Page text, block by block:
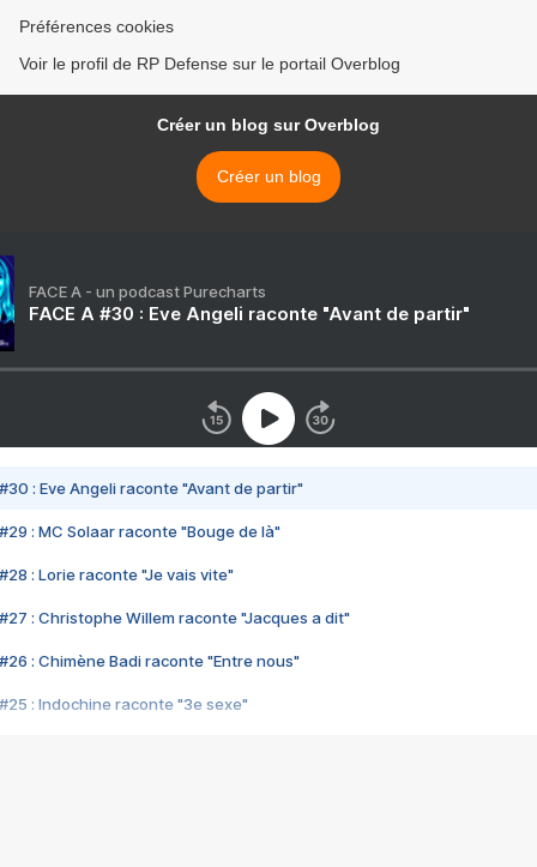
Préférences cookies
Voir le profil de RP Defense sur le portail Overblog
Créer un blog sur Overblog
Créer un blog
FACE A - un podcast Purecharts
FACE A #30 : Eve Angeli raconte "Avant de partir"
#30 : Eve Angeli raconte "Avant de partir"
#29 : MC Solaar raconte "Bouge de là"
#28 : Lorie raconte "Je vais vite"
#27 : Christophe Willem raconte "Jacques a dit"
#26 : Chimène Badi raconte "Entre nous"
#25 : Indochine raconte "3e sexe"